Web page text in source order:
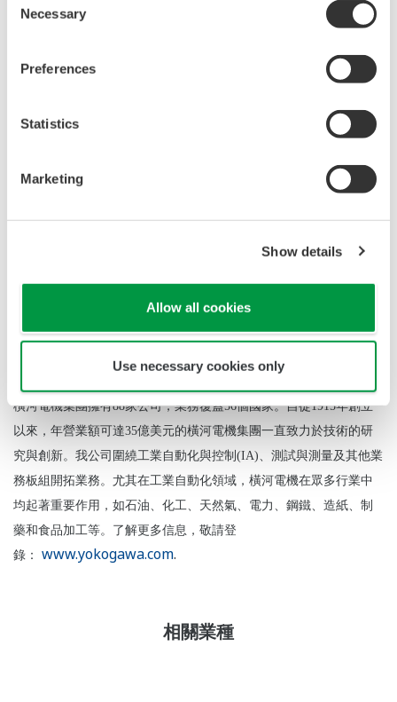
Selection
Necessary
Preferences
Statistics
Marketing
Show details
Allow all cookies
Use necessary cookies only
Gulf TS1 Company Limited 2017 年7月
Gulf TS3 Company Limited 2017年11月
Gulf NC Company Limited 2018年3月
Gulf BP Company Limited 2018年11月
年1月
Gulf NPM Company Limited 120 2019年3月
2019年5月
About Yokogawa
橫河電機集團擁有88家公司，業務覆蓋56個國家。自從1915年創立
以來，年營業額可達35億美元的橫河電機集團一直致力於技術的研
究與創新。我公司圍繞工業自動化與控制(IA)、測試與測量及其他業
務板組開拓業務。尤其在工業自動化領域，橫河電機在眾多行業中
均起著重要作用，如石油、化工、天然氣、電力、鋼鐵、造紙、制
藥和食品加工等。了解更多信息，敬請登
錄：
www.yokogawa.com.
相關業種